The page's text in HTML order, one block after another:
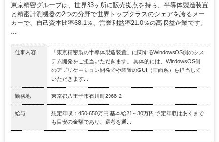
東京精密グループは、世界33ヶ所に販売拠点を持ち、半導体製造装置
と精密計測機器の2つの分野で世界トップクラスのシェアを誇るメー
カーで、自己資本比率68.1％、営業利益率21.0％の高収益企業です。
仕事内容
「東京精密製の半導体製造装置」に関するWindowsOS側のシス
テム開発をご担当いただきます。 具体的には、WindowsOS側
のアプリケーション開発でや装置のGUI（画面系）を担当して
いただきます...
勤務地 東京都八王子市石川町2968-2
給与
想定年収：450-650万円 基本給21～30万円 予定年収はあくまで
も目安の金額であり、選考を通...